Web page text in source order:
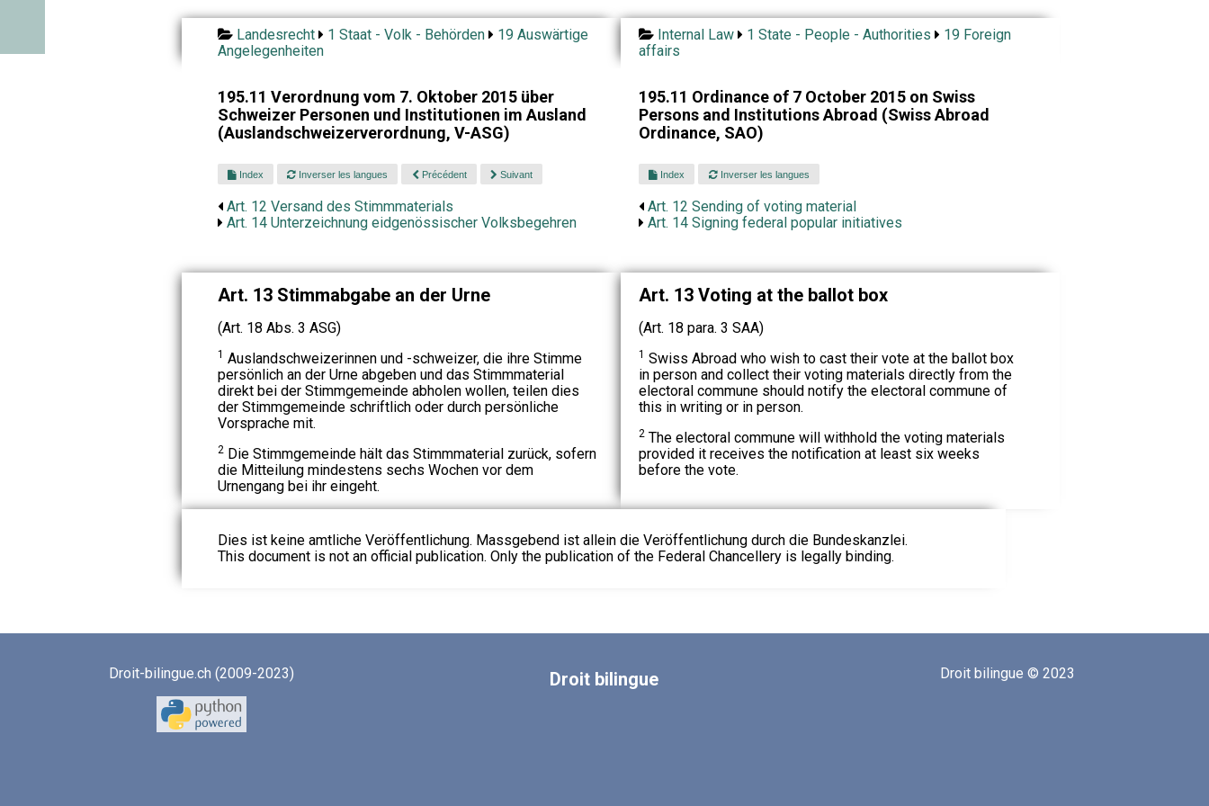
Landesrecht 1 Staat - Volk - Behörden
19 Auswärtige
Angelegenheiten
Internal Law 1 State - People - Authorities
19 Foreign
affairs
195.11 Verordnung vom 7. Oktober 2015 über
Schweizer Personen und Institutionen im Ausland
(Auslandschweizerverordnung, V-ASG)
195.11 Ordinance of 7 October 2015 on Swiss
Persons and Institutions Abroad (Swiss Abroad
Ordinance, SAO)
Index Inverser les langues Précédent Suivant
Art. 12 Versand des Stimmmaterials
Art. 14 Unterzeichnung eidgenössischer Volksbegehren
Index Inverser les langues
Art. 12 Sending of voting material
Art. 14 Signing federal popular initiatives
Art. 13 Stimmabgabe an der Urne
(Art. 18 Abs. 3 ASG)
1 Auslandschweizerinnen und -schweizer, die ihre Stimme
persönlich an der Urne abgeben und das Stimmmaterial
direkt bei der Stimmgemeinde abholen wollen, teilen dies
der Stimmgemeinde schriftlich oder durch persönliche
Vorsprache mit.
2Die Stimmgemeinde hält das Stimmmaterial zurück, sofern
die Mitteilung mindestens sechs Wochen vor dem
Urnengang bei ihr eingeht.
Art. 13 Voting at the ballot box
(Art. 18 para. 3 SAA)
1 Swiss Abroad who wish to cast their vote at the ballot box
in person and collect their voting materials directly from the
electoral commune should notify the electoral commune of
this in writing or in person.
2The electoral commune will withhold the voting materials
provided it receives the notification at least six weeks
before the vote.
Dies ist keine amtliche Veröffentlichung. Massgebend ist allein die Veröffentlichung durch die Bundeskanzlei.
This document is not an official publication. Only the publication of the Federal Chancellery is legally binding.
Droit-bilingue.ch (2009-2023) Droit bilingue Droit bilingue © 2023